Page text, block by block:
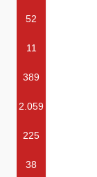
52
11
389
2.059
225
38